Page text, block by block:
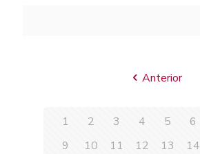
Anterior
1 2 3 4 5 6
9
10 11 12 13 14